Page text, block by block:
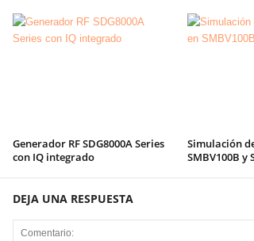
Generador RF SDG8000A Series
con IQ integrado
Simulación
SMBV100B y
DEJA UNA RESPUESTA